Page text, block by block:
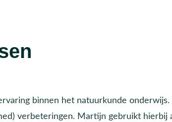
binnen het natuurkunde
verbeteringen. Martijn gebruikt hierbij